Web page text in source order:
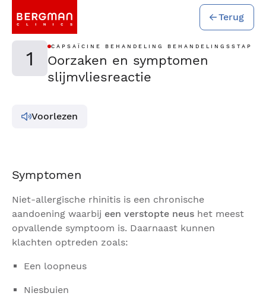
Terug
1 CAPSAÏCINE BEHANDELING BEHANDELINGSSTAP
Oorzaken en symptomen
slijmvliesreactie
Voorlezen
Symptomen
Niet-allergische rhinitis is een chronische
aandoening waarbij een verstopte neus het meest
opvallende symptoom is. Daarnaast kunnen
klachten optreden zoals:
Een loopneus
Niesbuien